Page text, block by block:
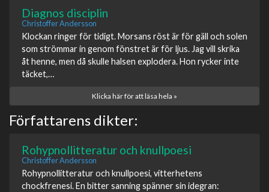
Diagnos disciplin
Christoffer Andersson
Klockan ringer för tidigt. Morsans röst är för gäll och solen
som strömmar in genom fönstret är för ljus. Jag vill skrika
åt henne, men då skulle halsen explodera. Hon rycker inte
täcket,…
Klicka här för att läsa hela »
Författarens dikter:
Rohypnollitteratur och knullpoesi
Christoffer Andersson
Rohypnollitteratur och knullpoesi, vitterhetens
chockfrenesi. En bitter sanning spänner sin idegran: